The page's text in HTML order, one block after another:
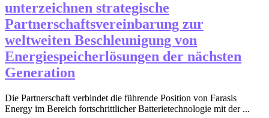
unterzeichnen strategische
Partnerschaftsvereinbarung zur
weltweiten Beschleunigung von
Energiespeicherlösungen der nächsten
Generation
Die Partnerschaft verbindet die führende Position von Farasis
Energy im Bereich fortschrittlicher Batterietechnologie mit der ...